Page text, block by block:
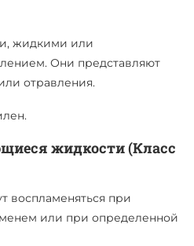
жидкими или
Они представляют
отравления.
жидкости (Класс
воспламеняться при
или при определенной